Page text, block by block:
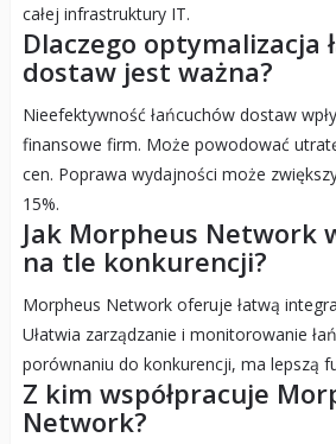
całej infrastruktury IT.
Dlaczego optymalizacja
dostaw jest ważna?
Nieefektywność łańcuchów dostaw
finansowe firm. Może powodować
cen. Poprawa wydajności może
15%.
Jak Morpheus Network
na tle konkurencji?
Morpheus Network oferuje łatwą
Ułatwia zarządzanie i monitorowanie
porównaniu do konkurencji, ma lepszą
Z kim współpracuje
Network?